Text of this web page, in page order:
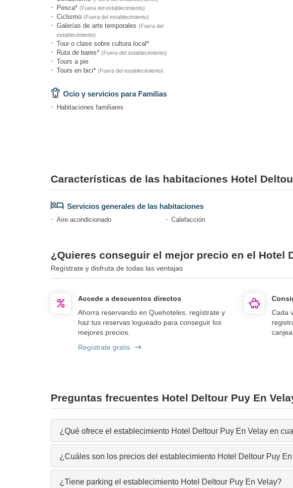
Pesca* (Fuera del establecimiento)
Ciclismo (Fuera del establecimiento)
Galerías de arte temporales (Fuera del
establecimiento)
Tour o clase sobre cultura local*
Ruta de bares* (Fuera del establecimiento)
Tours a pie
Tours en bici* (Fuera del establecimiento)
Ocio y servicios para Familias
Habitaciones familiares
Características de las habitaciones Hotel
Servicios generales de las habitaciones
Aire acondicionado Calefacción
¿Quieres conseguir el mejor precio en el Hotel
Regístrate y disfruta de todas las ventajas
Accede a descuentos directos
Ahorra reservando en Quehoteles, regístrate y
haz tus reservas logueado para conseguir los
mejores precios.
Regístrate gratis
Cada
Preguntas frecuentes Hotel Deltour Puy En
¿Qué ofrece el establecimiento Hotel Deltour Puy En Velay en
¿Cuáles son los precios del establecimiento Hotel Deltour Puy
¿Tiene parking el establecimiento Hotel Deltour Puy En Velay?